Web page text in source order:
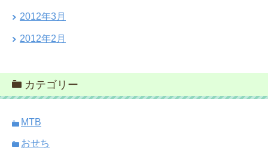
2012年3月
2012年2月
カテゴリー
MTB
おせち